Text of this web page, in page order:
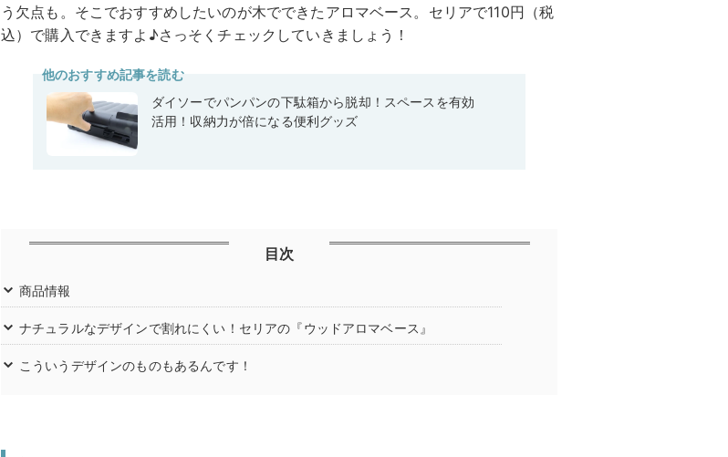
う欠点も。そこでおすすめしたいのが木でできたアロマベース。セリアで110円（税
込）で購入できますよ♪さっそくチェックしていきましょう！
他のおすすめ記事を読む
ダイソーでパンパンの下駄箱から脱却！スペースを有効
活用！収納力が倍になる便利グッズ
目次
商品情報
ナチュラルなデザインで割れにくい！セリアの『ウッドアロマベース』
こういうデザインのものもあるんです！